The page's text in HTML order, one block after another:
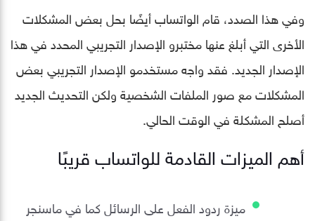
وفي هذا الصدد، قام الواتساب أيضًا بحل بعض المشكلات
الأخرى التي أبلغ عنها مختبرو الإصدار التجريبي المحدد في هذا
الإصدار الجديد. فقد واجه مستخدمو الإصدار التجريبي بعض
المشكلات مع صور الملفات الشخصية ولكن التحديث الجديد
أصلح المشكلة في الوقت الحالي.
أهم الميزات القادمة للواتساب قريبًا
ميزة ردود الفعل على الرسائل كما في ماسنجر